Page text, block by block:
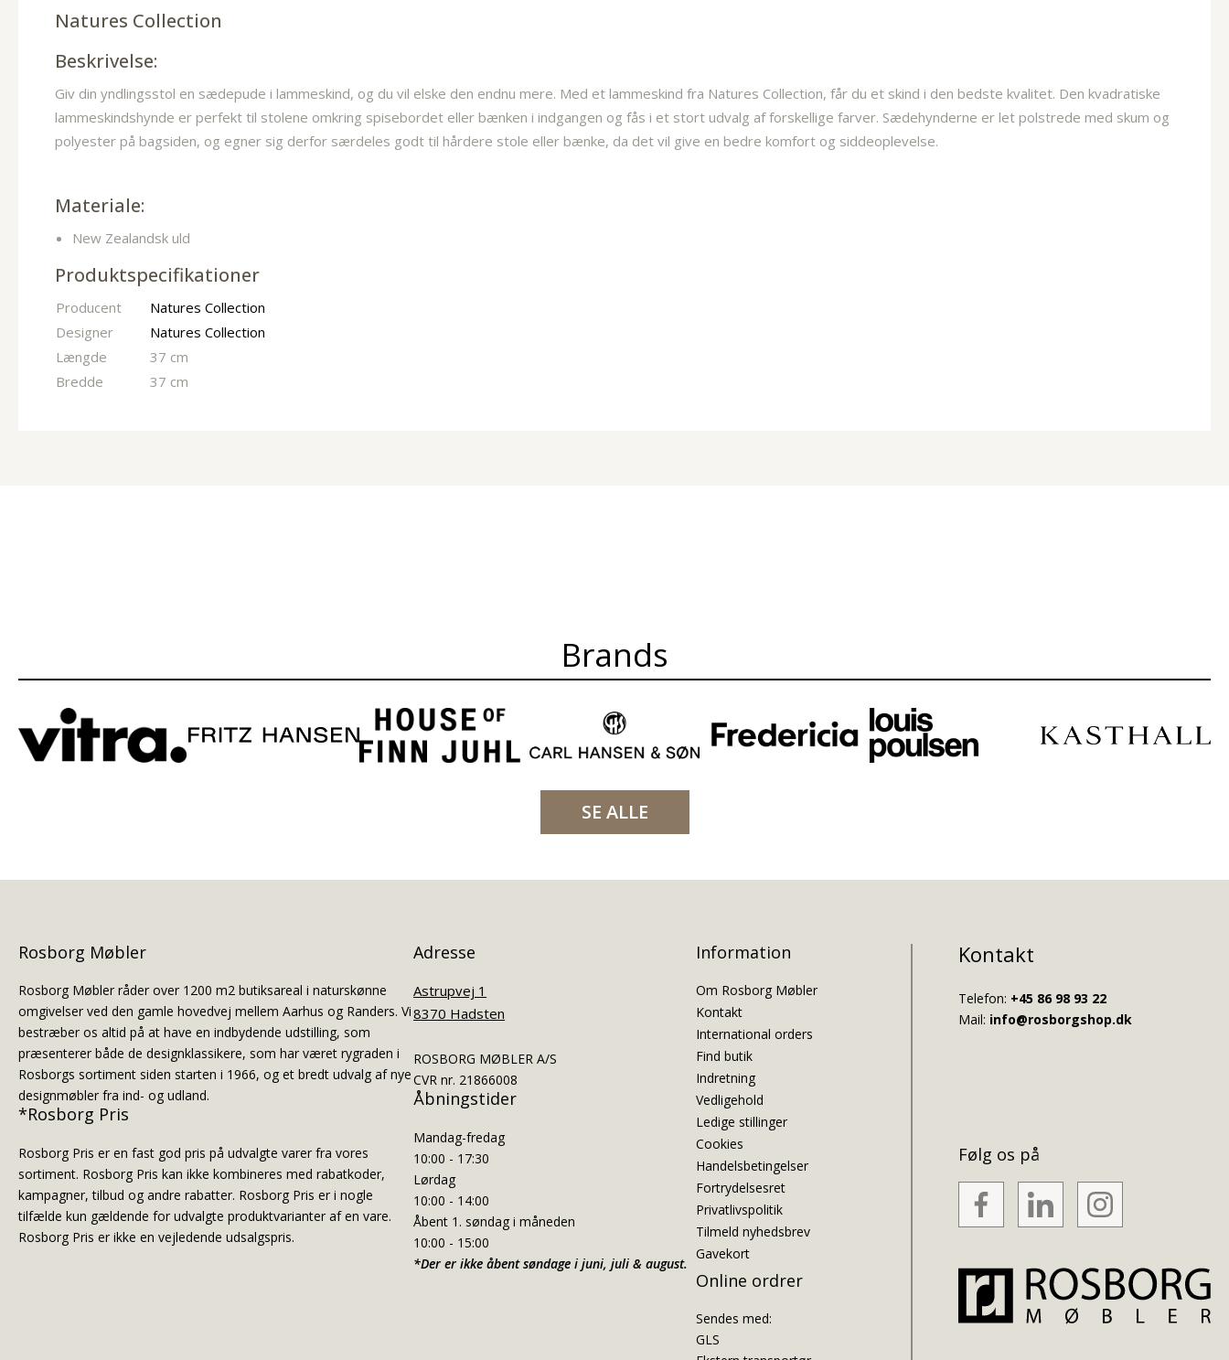
Natures Collection
Beskrivelse:
Giv din yndlingsstol en sædepude i lammeskind, og du vil elske den endnu mere. Med et lammeskind fra Natures Collection, får du et skind i den bedste kvalitet. Den kvadratiske
lammeskindshynde er perfekt til stolene omkring spisebordet eller bænken i indgangen og fås i et stort udvalg af forskellige farver. Sædehynderne er let polstrede med skum og
polyester på bagsiden, og egner sig derfor særdeles godt til hårdere stole eller bænke, da det vil give en bedre komfort og siddeoplevelse.
Materiale:
New Zealandsk uld
Produktspecifikationer
Producent
Natures Collection
Designer
Natures Collection
Længde
37 cm
Bredde
37 cm
Brands
SE ALLE
Rosborg Møbler
Rosborg Møbler råder over 1200 m2 butiksareal i naturskønne
omgivelser ved den gamle hovedvej mellem Aarhus og Randers. Vi
bestræber os altid på at have en indbydende udstilling, som
præsenterer både de designklassikere, som har været rygraden i
Rosborgs sortiment siden starten i 1966, og et bredt udvalg af nye
designmøbler fra ind- og udland.
*Rosborg Pris
Rosborg Pris er en fast god pris på udvalgte varer fra vores
sortiment. Rosborg Pris kan ikke kombineres med rabatkoder,
kampagner, tilbud og andre rabatter. Rosborg Pris er i nogle
tilfælde kun gældende for udvalgte produktvarianter af en vare.
Rosborg Pris er ikke en vejledende udsalgspris.
Adresse
Astrupvej 1
8370 Hadsten
ROSBORG MØBLER A/S
CVR nr. 21866008
Åbningstider
Mandag-fredag
10:00 - 17:30
Lørdag
10:00 - 14:00
Åbent 1. søndag i måneden
10:00 - 15:00
*Der er ikke åbent søndage i juni, juli & august.
Information
Om Rosborg Møbler
Kontakt
International orders
Find butik
Indretning
Vedligehold
Ledige stillinger
Cookies
Handelsbetingelser
Fortrydelsesret
Privatlivspolitik
Tilmeld nyhedsbrev
Gavekort
Online ordrer
Sendes med:
GLS
Kontakt
Telefon: +45 86 98 93 22
Mail: info@rosborgshop.dk
Følg os på